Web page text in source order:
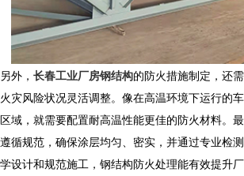
另外， 长春工业厂房钢结构的防火措施制定，还
火灾风险状况灵活调整。像在高温环境下运行的
区域，就需要配置耐高温性能更佳的防火材料。
遵循规范，确保涂层均匀、密实，并通过专业检
学设计和规范施工，钢结构防火处理能有效提升